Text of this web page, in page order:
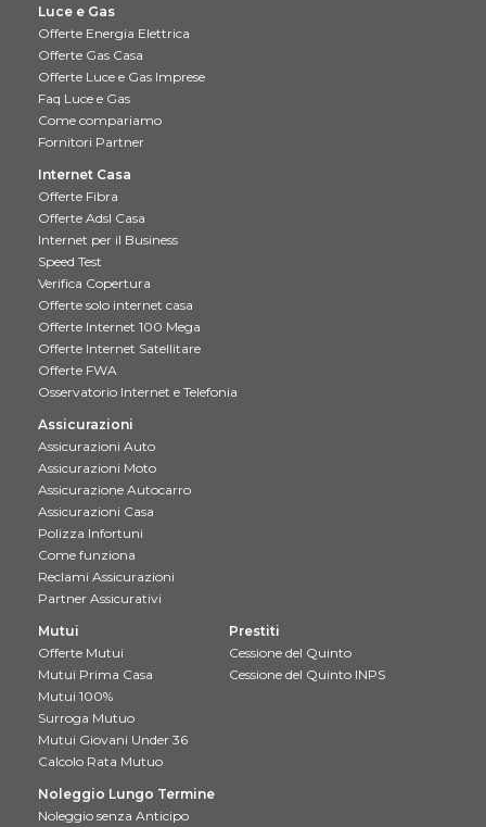
Luce e Gas
Offerte Energia Elettrica
Offerte Gas Casa
Offerte Luce e Gas Imprese
Faq Luce e Gas
Come compariamo
Fornitori Partner
Internet Casa
Offerte Fibra
Offerte Adsl Casa
Internet per il Business
Speed Test
Verifica Copertura
Offerte solo internet casa
Offerte Internet 100 Mega
Offerte Internet Satellitare
Offerte FWA
Osservatorio Internet e Telefonia
Assicurazioni
Assicurazioni Auto
Assicurazioni Moto
Assicurazione Autocarro
Assicurazioni Casa
Polizza Infortuni
Come funziona
Reclami Assicurazioni
Partner Assicurativi
Mutui
Offerte Mutui
Mutui Prima Casa
Mutui 100%
Surroga Mutuo
Mutui Giovani Under 36
Calcolo Rata Mutuo
Prestiti
Cessione del Quinto
Cessione del Quinto INPS
Noleggio Lungo Termine
Noleggio senza Anticipo